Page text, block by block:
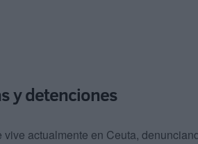
y detenciones
actualmente en Ceuta,